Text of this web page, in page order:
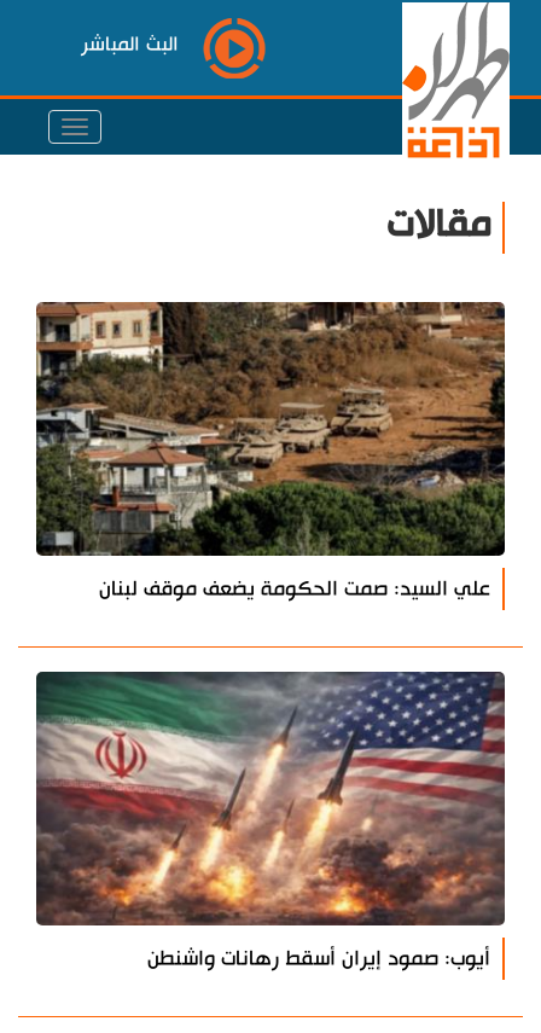
البث المباشر
مقالات
علي السيد: صمت الحكومة يضعف موقف لبنان
أيوب: صمود إيران أسقط رهانات واشنطن